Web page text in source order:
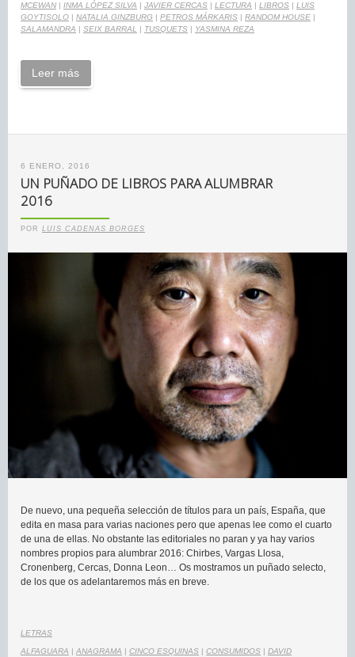
MCEWAN
INMA LÓPEZ SILVA JAVIER CERCAS LECTURA LIBROS
LUIS
GOYTISOLO
NATALIA GINZBURG PETROS MÁRKARIS RANDOM HOUSE
SALAMANDRA
SEIX BARRAL TUSQUETS YASMINA REZA
Leer más
6 ENERO, 2016
UN PUÑADO DE LIBROS PARA ALUMBRAR
2016
POR LUIS CADENAS BORGES
De nuevo, una pequeña selección de títulos para un país, España, que
edita en masa para varias naciones pero que apenas lee como el cuarto
de una de ellas. No obstante las editoriales no paran y ya hay varios
nombres propios para alumbrar 2016: Chirbes, Vargas Llosa,
Cronenberg, Cercas, Donna Leon… Os mostramos un puñado selecto,
de los que os adelantaremos más en breve.
LETRAS
ALFAGUARA | ANAGRAMA | CINCO ESQUINAS | CONSUMIDOS | DAVID